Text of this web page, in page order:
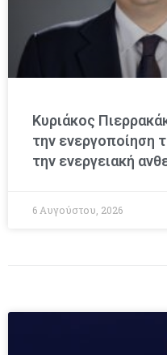
Κυριάκος
την ενεργοποίηση
την ενεργειακή
6 Αυγούστου, 2026